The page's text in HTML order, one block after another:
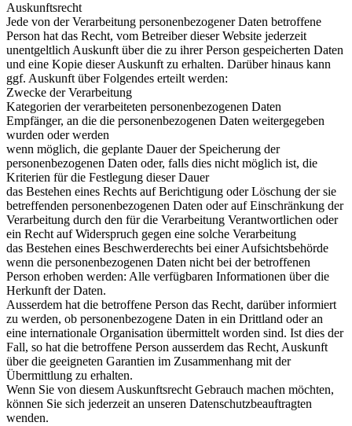
Auskunftsrecht
Jede von der Verarbeitung personenbezogener Daten betroffene
Person hat das Recht, vom Betreiber dieser Website jederzeit
unentgeltlich Auskunft über die zu ihrer Person gespeicherten Daten
und eine Kopie dieser Auskunft zu erhalten. Darüber hinaus kann
ggf. Auskunft über Folgendes erteilt werden:
Zwecke der Verarbeitung
Kategorien der verarbeiteten personenbezogenen Daten
Empfänger, an die die personenbezogenen Daten weitergegeben
wurden oder werden
wenn möglich, die geplante Dauer der Speicherung der
personenbezogenen Daten oder, falls dies nicht möglich ist, die
Kriterien für die Festlegung dieser Dauer
das Bestehen eines Rechts auf Berichtigung oder Löschung der sie
betreffenden personenbezogenen Daten oder auf Einschränkung der
Verarbeitung durch den für die Verarbeitung Verantwortlichen oder
ein Recht auf Widerspruch gegen eine solche Verarbeitung
das Bestehen eines Beschwerderechts bei einer Aufsichtsbehörde
wenn die personenbezogenen Daten nicht bei der betroffenen
Person erhoben werden: Alle verfügbaren Informationen über die
Herkunft der Daten.
Ausserdem hat die betroffene Person das Recht, darüber informiert
zu werden, ob personenbezogene Daten in ein Drittland oder an
eine internationale Organisation übermittelt worden sind. Ist dies der
Fall, so hat die betroffene Person ausserdem das Recht, Auskunft
über die geeigneten Garantien im Zusammenhang mit der
Übermittlung zu erhalten.
Wenn Sie von diesem Auskunftsrecht Gebrauch machen möchten,
können Sie sich jederzeit an unseren Datenschutzbeauftragten
wenden.